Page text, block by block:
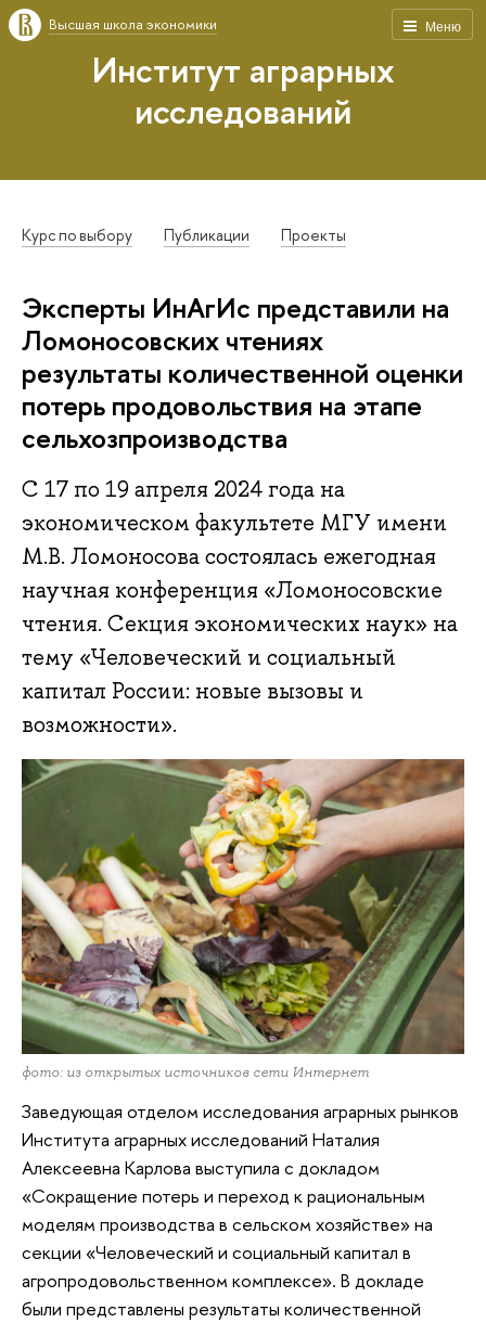
Меню
Высшая школа экономики
Институт аграрных
исследований
Курс по выбору Публикации Проекты
Эксперты ИнАгИс представили на
Ломоносовских чтениях
результаты количественной оценки
потерь продовольствия на этапе
сельхозпроизводства
С 17 по 19 апреля 2024 года на
экономическом факультете МГУ имени
М.В. Ломоносова состоялась ежегодная
научная конференция «Ломоносовские
чтения. Секция экономических наук» на
тему «Человеческий и социальный
капитал России: новые вызовы и
возможности».
фото: из открытых источников сети Интернет
Заведующая отделом исследования аграрных рынков
Института аграрных исследований Наталия
Алексеевна Карлова выступила с докладом
«Сокращение потерь и переход к рациональным
моделям производства в сельском хозяйстве» на
секции «Человеческий и социальный капитал в
агропродовольственном комплексе». В докладе
были представлены результаты количественной